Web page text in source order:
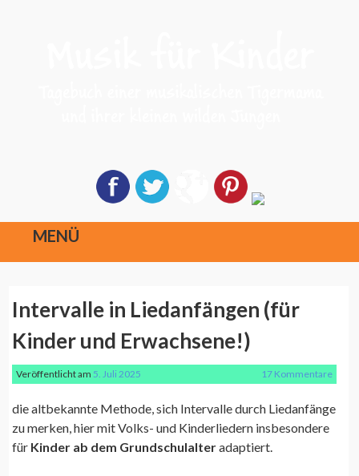
MENÜ
zum
Intervalle in Liedanfängen (für
Kinder und Erwachsene!)
Veröffentlicht am 5. Juli 2025 17 Kommentare
die altbekannte Methode, sich Intervalle durch Liedanfänge
zu merken, hier mit Volks- und Kinderliedern insbesondere
für Kinder ab dem Grundschulalteradaptiert.